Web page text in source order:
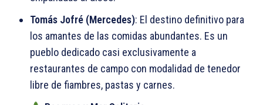
Tomás Jofré (Mercedes): El destino definitivo para
los amantes de las comidas abundantes. Es un
pueblo dedicado casi exclusivamente a
restaurantes de campo con modalidad de tenedor
libre de fiambres, pastas y carnes.